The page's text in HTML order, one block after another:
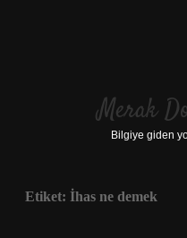
Merak
Bilgiye giden
Etiket: İhas ne demek